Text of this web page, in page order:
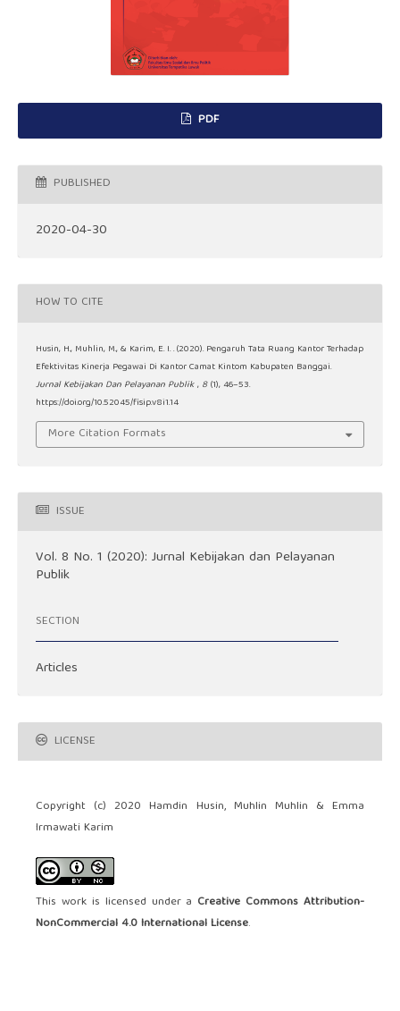
PDF
PUBLISHED
2020-04-30
HOW TO CITE
Husin, H., Muhlin, M., & Karim, E. I. . (2020). Pengaruh Tata Ruang Kantor Terhadap
Efektivitas Kinerja Pegawai Di Kantor Camat Kintom Kabupaten Banggai.
Jurnal Kebijakan Dan Pelayanan Publik , 8 (1), 46–53.
https://doi.org/10.52045/fisip.v8i1.14
More Citation Formats
ISSUE
Vol. 8 No. 1 (2020): Jurnal Kebijakan dan Pelayanan
Publik
SECTION
Articles
LICENSE
Copyright (c) 2020 Hamdin Husin, Muhlin Muhlin & Emma
Irmawati Karim
This work is licensed under a Creative Commons Attribution-
NonCommercial 4.0 International License.